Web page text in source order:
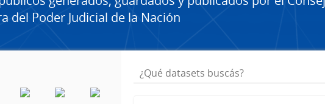
del Poder Judicial de la Nación